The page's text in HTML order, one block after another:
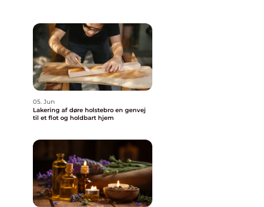
05. Jun
Lakering af døre holstebro en genvej
til et flot og holdbart hjem